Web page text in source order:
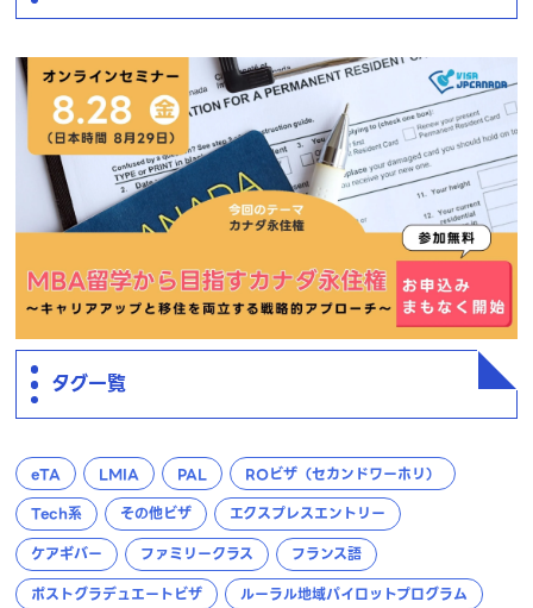
タグ一覧
eTA LMIA PAL
ROビザ（セカンドワーホリ）
Tech系
その他ビザ
エクスプレスエントリー
ケアギバー
ファミリークラス
フランス語
ポストグラデュエートビザ
ルーラル地域パイロットプログラム